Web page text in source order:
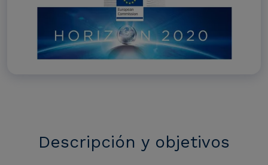
Descripción y objetivos